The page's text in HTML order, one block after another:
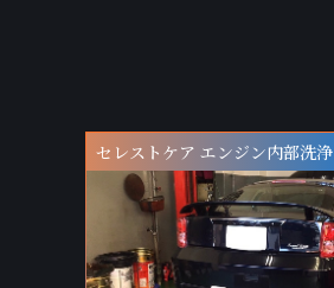
セレストケア エンジン内部洗浄